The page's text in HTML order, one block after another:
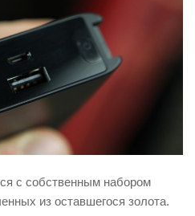
с собственным набором
из оставшегося золота.